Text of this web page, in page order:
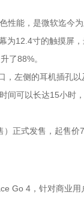
能，是微软迄今
为12.4寸的触摸屏
了88%。
左侧的耳机插孔以
可以长达15小时
正式发售，起售价
Go 4，针对商业